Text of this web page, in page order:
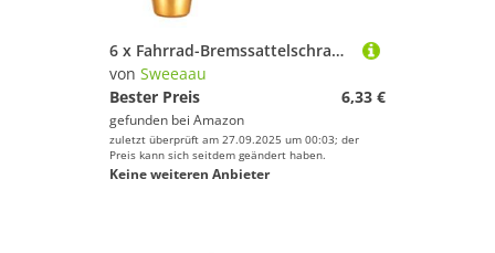
6 x Fahrrad-Bremssattelschrauben, Edelstahlschrauben, Halterungen für Zubehörmontage, hochfeste Legierungen, Fahrradschrauben
von Sweeaau
Bester Preis
6,33 €
gefunden bei Amazon
zuletzt überprüft am 27.09.2025 um 00:03; der
Preis kann sich seitdem geändert haben.
Keine weiteren Anbieter